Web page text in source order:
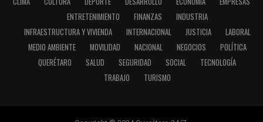
ENTRETENIMIENTO
FINANZAS
INDUSTRIA
INFRAESTRUCTURA Y VIVIENDA
INTERNACIONAL JUSTICIA
LABORAL
MEDIO AMBIENTE
MOVILIDAD NACIONAL NEGOCIOS
POLÍTICA
QUERÉTARO
SALUD SEGURIDAD SOCIAL
TECNOLOGÍA
TRABAJO
TURISMO